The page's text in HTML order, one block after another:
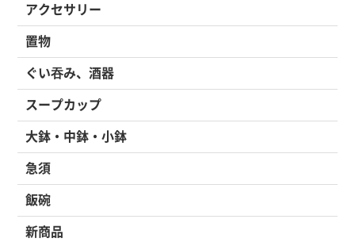
アクセサリー
置物
ぐい吞み、酒器
スープカップ
大鉢・中鉢・小鉢
急須
飯碗
新商品